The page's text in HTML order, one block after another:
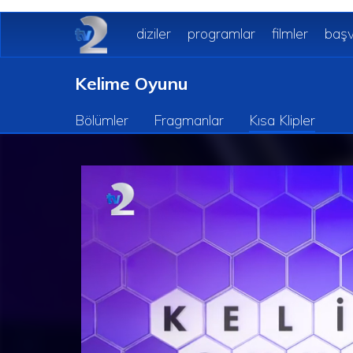
diziler programlar filmler
Kelime Oyunu
Bölümler Fragmanlar Kısa Klipler